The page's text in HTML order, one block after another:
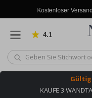
Kostenloser
4.1
KAUFE 3